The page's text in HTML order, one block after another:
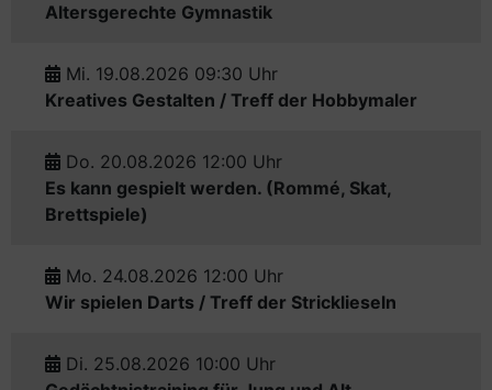
Altersgerechte Gymnastik
Mi. 19.08.2026 09:30 Uhr
Kreatives Gestalten / Treff der Hobbymaler
Do. 20.08.2026 12:00 Uhr
Es kann gespielt werden. (Rommé, Skat,
Brettspiele)
Mo. 24.08.2026 12:00 Uhr
Wir spielen Darts / Treff der Stricklieseln
Di. 25.08.2026 10:00 Uhr